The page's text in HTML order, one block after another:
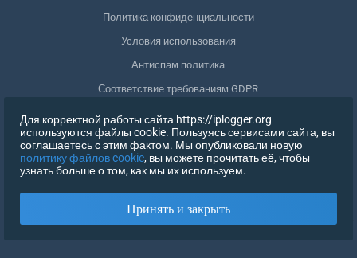
Политика конфиденциальности
Условия использования
Антиспам политика
Соответствие требованиям GDPR
Удалить мои данные
Отозвать согласие
ВОЙТИ
Для корректной работы сайта https://iplogger.org
используются файлы cookie. Пользуясь сервисами сайта, вы
соглашаетесь с этим фактом. Мы опубликовали новую
политику файлов cookie, вы можете прочитать её, чтобы
узнать больше о том, как мы их используем.
Принять и закрыть